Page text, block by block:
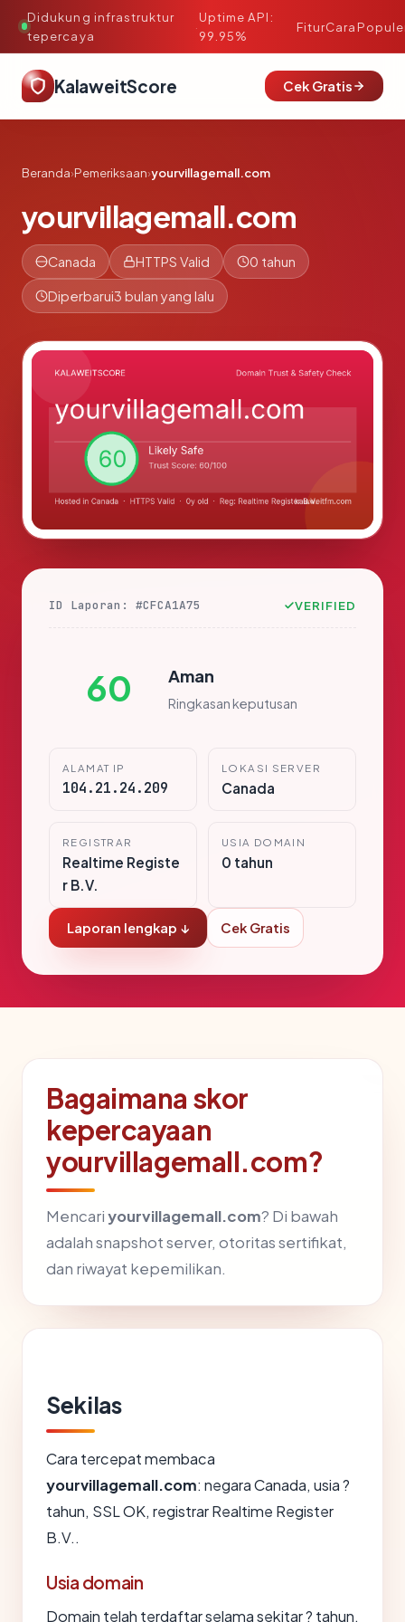
Didukung infrastruktur
tepercaya
·
Uptime API:
99.95%
FiturCara
KalaweitScore Cek Gratis
Beranda›Pemeriksaan›yourvillagemall.com
yourvillagemall.com
Canada HTTPS Valid 0 tahun
Diperbarui3 bulan yang lalu
ID Laporan: #CFCA1A75 VERIFIED
60 Aman
Ringkasan keputusan
ALAMAT IP
104.21.24.209
LOKASI SERVER
Canada
REGISTRAR
Realtime Registe
r B.V.
USIA DOMAIN
0 tahun
Laporan lengkap ↓ Cek Gratis
Bagaimana skor
kepercayaan
yourvillagemall.com?
Mencariyourvillagemall.com? Di bawah
adalah snapshot server, otoritas sertifikat,
dan riwayat kepemilikan.
Sekilas
Cara tercepat membaca
yourvillagemall.com: negara Canada, usia ?
tahun, SSL OK, registrar Realtime Register
B.V..
Usia domain
Domain telah terdaftar selama sekitar ? tahun,